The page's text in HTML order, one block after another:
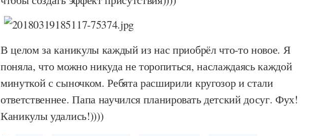
В целом за каникулы каждый из нас приобрёл что-то новое. Я
поняла, что можно никуда не торопиться, наслаждаясь каждой
минуткой с сыночком. Ребята расширили кругозор и стали
ответственнее. Папа научился планировать детский досуг. Фух!
Каникулы удались!))))